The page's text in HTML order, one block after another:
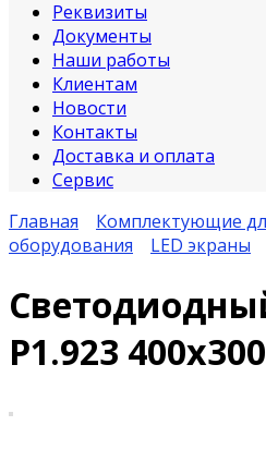
Реквизиты
Документы
Наши работы
Клиентам
Новости
Контакты
Доставка и оплата
Сервис
Главная
Комплектующие
оборудования
LED экраны
P1.923